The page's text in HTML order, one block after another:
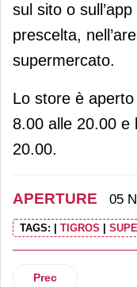
sul sito o
prescelta,
supermercato.
Lo store è
8.00 alle 20.00 e
20.00.
APERTURE 05
TAGS: TIGROS
Articolo
Prec